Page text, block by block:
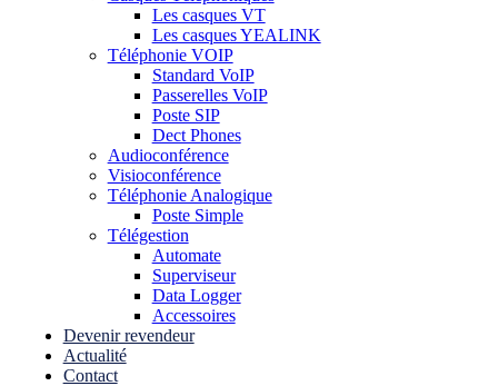
Les casques VT
Les casques YEALINK
Téléphonie VOIP
Standard VoIP
Passerelles VoIP
Poste SIP
Dect Phones
Audioconférence
Visioconférence
Téléphonie Analogique
Poste Simple
Télégestion
Automate
Superviseur
Data Logger
Accessoires
Devenir revendeur
Actualité
Contact